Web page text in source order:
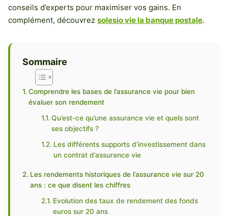
conseils d’experts pour maximiser vos gains. En
complément, découvrez solesio vie la banque postale.
Sommaire
Comprendre les bases de l’assurance vie pour bien
évaluer son rendement
Qu’est-ce qu’une assurance vie et quels sont
ses objectifs ?
Les différents supports d’investissement dans
un contrat d’assurance vie
Les rendements historiques de l’assurance vie sur 20
ans : ce que disent les chiffres
Evolution des taux de rendement des fonds
euros sur 20 ans